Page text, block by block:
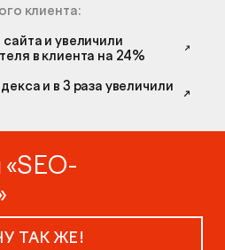
клиента:
и увеличили
в клиента на 24%
и в 3 раза увеличили
ТАК ЖЕ!